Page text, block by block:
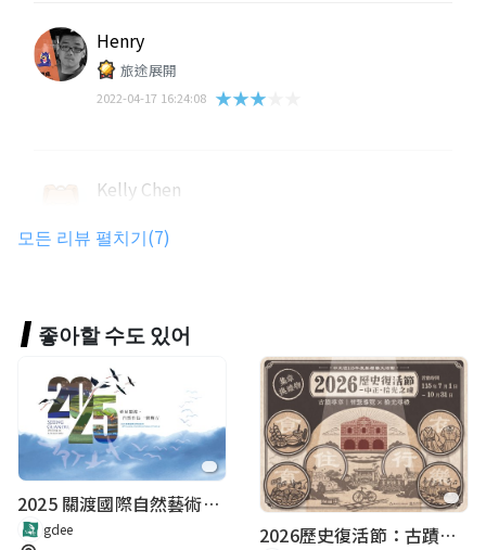
Henry
旅途展開
2022-04-17 16:24:08 ★★★★★
Kelly Chen
2020-08-21 11:37:57
Sanhom
世界的神
2020-05-22 13:55:36 ★★★★★
모든 리뷰 펼치기(7)
좋아할 수도 있어
2025 關渡國際自然藝術季 Guandu International Nature Art Festival
gdee 2026歷史復活節：古蹟尋章 | 智慧導覽 × 拾光尋禮